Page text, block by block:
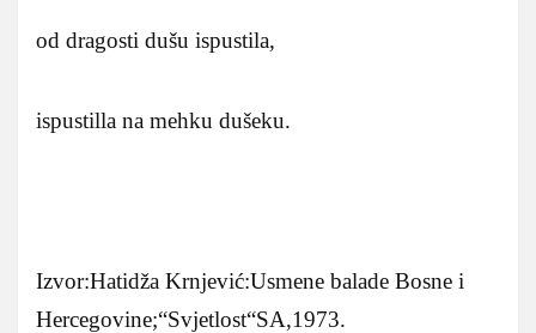
od dragosti dušu ispustila,
ispustilla na mehku dušeku.
Izvor:Hatidža Krnjević:Usmene balade Bosne i
Hercegovine;“Svjetlost“SA,1973.